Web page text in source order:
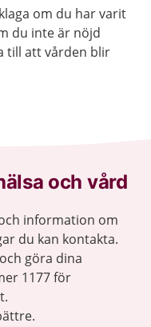
om du har varit
du inte är nöjd
till att vården blir
och vård
information om
du kan kontakta.
göra dina
1177 för